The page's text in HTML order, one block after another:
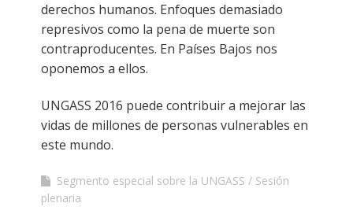
derechos humanos. Enfoques demasiado
represivos como la pena de muerte son
contraproducentes. En Países Bajos nos
oponemos a ellos.
UNGASS 2016 puede contribuir a mejorar las
vidas de millones de personas vulnerables en
este mundo.
Segmento especial sobre la UNGASS
Sesión
plenaria